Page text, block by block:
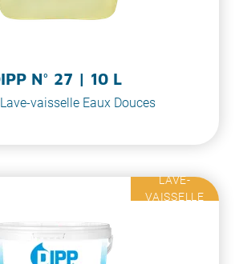
N° 27 | 10 L
vaisselle Eaux Douces
LAVE-
VAISSELLE